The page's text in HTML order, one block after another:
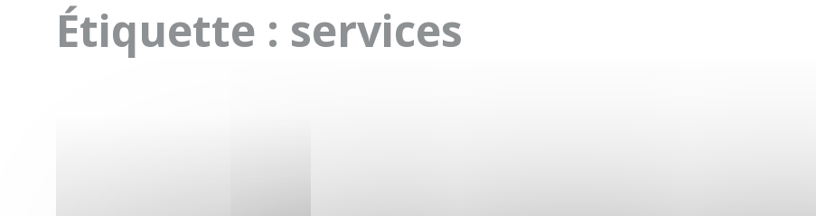
Étiquette : services